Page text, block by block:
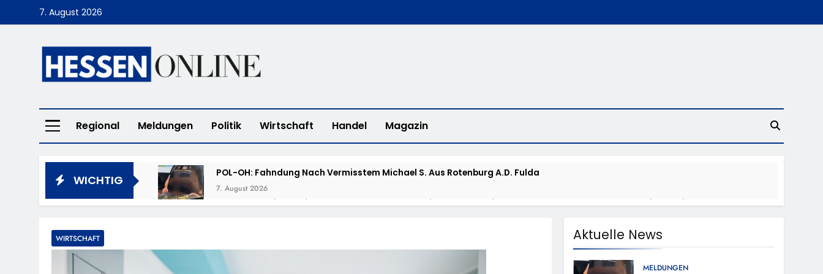
to
7. August 2026
Hessen Online
Regional Meldungen Politik Wirtschaft Handel Magazin
WICHTIG
POL-OH: Fahndung Nach Vermisstem Michael S. Aus Rotenburg A.d. Fulda
7. August 2026
HZA-F: Frankfurter Finanzkontrolle Schwarzarbeit Führt An Drei Tagen Kontrollen Im Gastro- Und Sicherheitsgewerbe
POL-OH: 25 Jahre Polizeipräsidium Osthessen Jubiläumsfest Am Samstag, 15. August (11-18 Uhr)- Bürgerinnen Und Bürger
Erhalten Spannende Einblicke In Die Polizeiarbeit
WIRTSCHAFT Aktuelle News
MELDUNGEN